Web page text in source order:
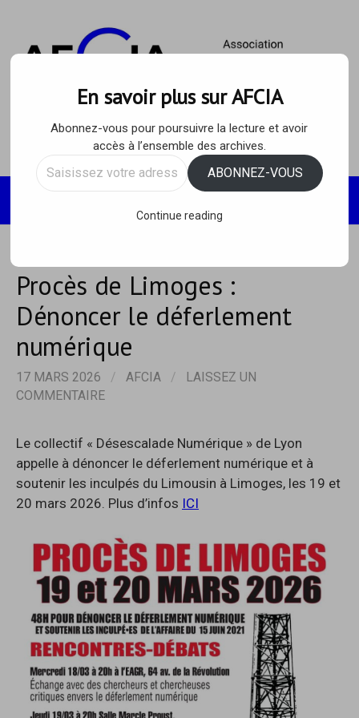
content
Procès de Limoges :
Dénoncer le déferlement
numérique
17 MARS 2026 / AFCIA /
LAISSEZ UN
COMMENTAIRE
Le collectif « Désescalade Numérique » de Lyon
appelle à dénoncer le déferlement numérique et à
soutenir les inculpés du Limousin à Limoges, les 19 et
20 mars 2026. Plus d’infos ICI
En savoir plus sur AFCIA
Abonnez-vous pour poursuivre la lecture et avoir
accès à l’ensemble des archives.
Saisissez
ABONNEZ-VOUS
Continue reading